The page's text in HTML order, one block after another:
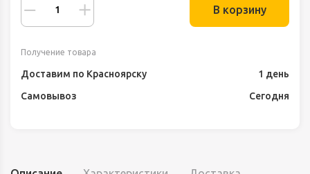
В корзину
Получение товара
Доставим по Красноярску
1 день
Самовывоз
Сегодня